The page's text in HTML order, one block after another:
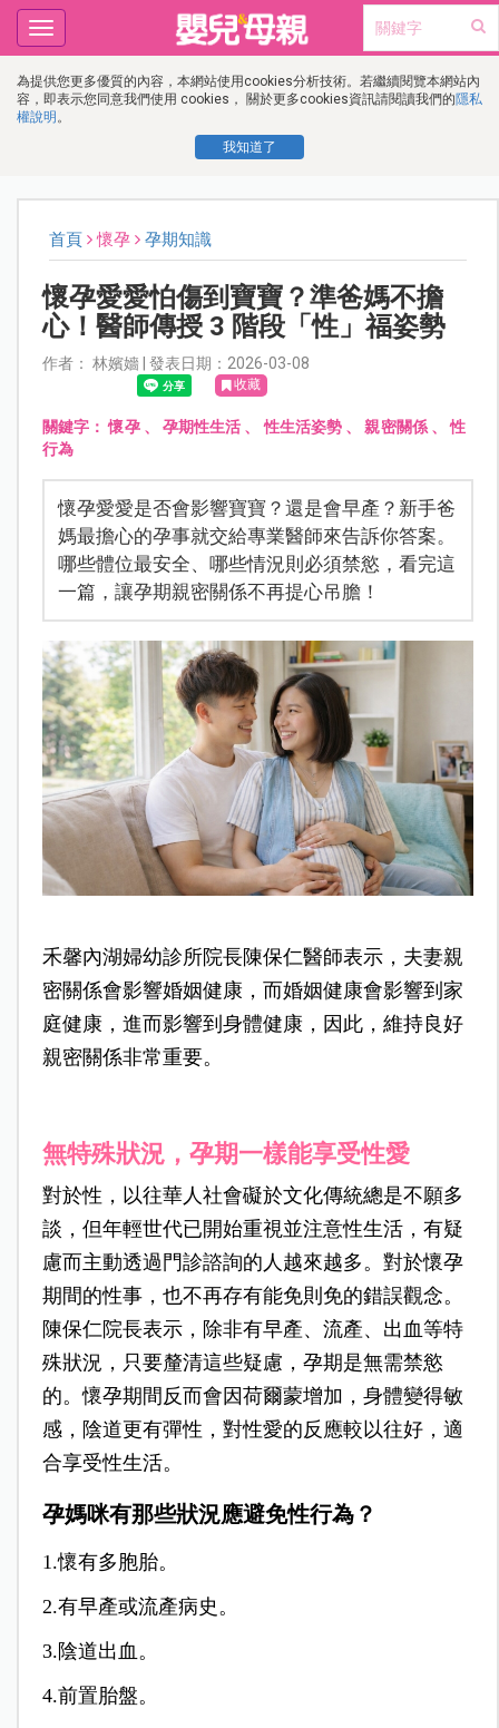
為提供您更多優質的內容，本網站使用cookies分析技術。若繼續閱覽本網站內
容，即表示您同意我們使用 cookies， 關於更多cookies資訊請閱讀我們的隱私
權說明 。
我知道了
Toggle
navigation
首頁 懷孕 孕期知識
懷孕愛愛怕傷到寶寶？準爸媽不擔
心！醫師傳授 3 階段「性」福姿勢
作者： 林嬪嬙 | 發表日期：2026-03-08
收藏
關鍵字：懷孕、 孕期性生活 、性生活姿勢 、親密關係、性
行為
懷孕愛愛是否會影響寶寶？還是會早產？新手爸
媽最擔心的孕事就交給專業醫師來告訴你答案。
哪些體位最安全、哪些情況則必須禁慾，看完這
一篇，讓孕期親密關係不再提心吊膽！
禾馨內湖婦幼診所院長陳保仁醫師表示，夫妻親
密關係會影響婚姻健康，而婚姻健康會影響到家
庭健康，進而影響到身體健康，因此，維持良好
親密關係非常重要。
無特殊狀況，孕期一樣能享受性愛
對於性，以往華人社會礙於文化傳統總是不願多
談，但年輕世代已開始重視並注意性生活，有疑
慮而主動透過門診諮詢的人越來越多。對於懷孕
期間的性事，也不再存有能免則免的錯誤觀念。
陳保仁院長表示，除非有早產、流產、出血等特
殊狀況，只要釐清這些疑慮，孕期是無需禁慾
的。懷孕期間反而會因荷爾蒙增加，身體變得敏
感，陰道更有彈性，對性愛的反應較以往好，適
合享受性生活。
孕媽咪有那些狀況應避免性行為？
1.懷有多胞胎。
2.有早產或流產病史。
3.陰道出血。
4.前置胎盤。